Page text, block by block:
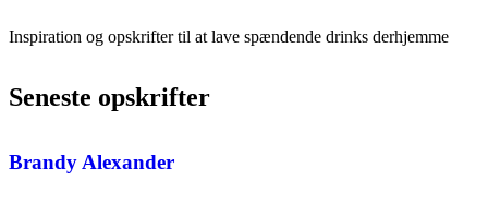
Inspiration og opskrifter til at lave spændende drinks derhjemme
Seneste opskrifter
Brandy Alexander